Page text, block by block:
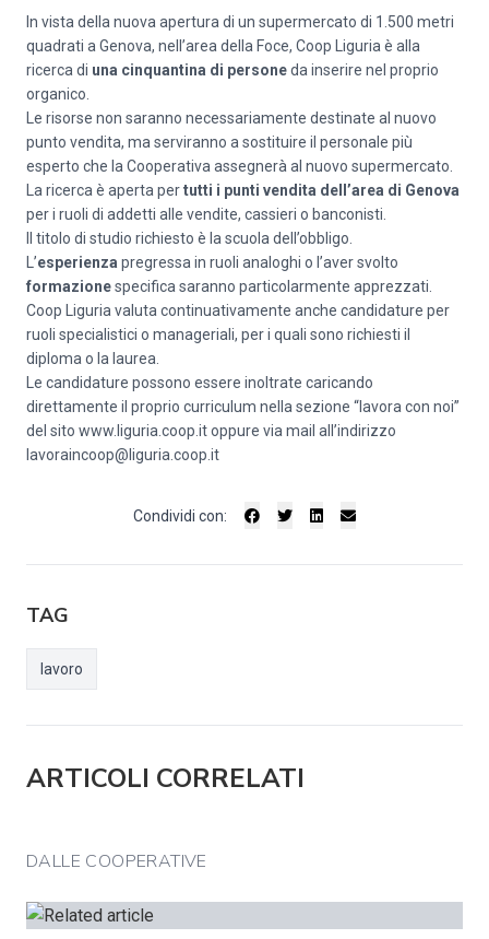
In vista della nuova apertura di un supermercato di 1.500 metri
quadrati a Genova, nell’area della Foce, Coop Liguria è alla
ricerca di una cinquantina di personeda inserire nel proprio
organico.
Le risorse non saranno necessariamente destinate al nuovo
punto vendita, ma serviranno a sostituire il personale più
esperto che la Cooperativa assegnerà al nuovo supermercato.
La ricerca è aperta pertutti i punti vendita dell’area di Genova
per i ruoli di addetti alle vendite, cassieri o banconisti.
Il titolo di studio richiesto è la scuola dell’obbligo.
L’esperienza pregressa in ruoli analoghi o l’aver svolto
formazionespecifica saranno particolarmente apprezzati.
Coop Liguria valuta continuativamente anche candidature per
ruoli specialistici o manageriali, per i quali sono richiesti il
diploma o la laurea.
Le candidature possono essere inoltrate caricando
direttamente il proprio curriculum nella sezione “lavora con noi”
del sito www.liguria.coop.itoppure via mail all’indirizzo
lavoraincoop@liguria.coop.it
Condividi con:
TAG
lavoro
ARTICOLI CORRELATI
DALLE COOPERATIVE